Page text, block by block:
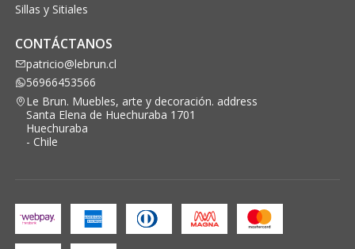
Sillas y Sitiales
CONTÁCTANOS
patricio@lebrun.cl
56966453566
Le Brun. Muebles, arte y decoración. address
Santa Elena de Huechuraba 1701
Huechuraba
- Chile